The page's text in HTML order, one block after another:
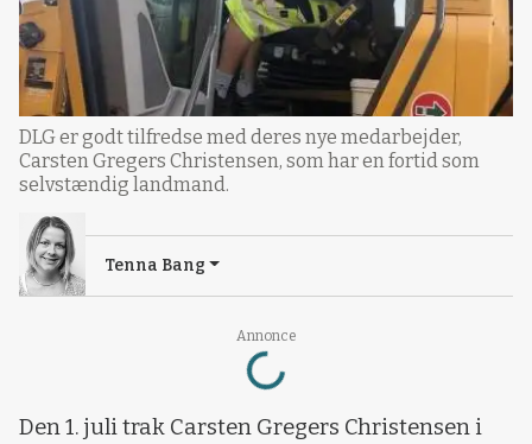
Annonce
Loading...
DLG er godt tilfredse med deres nye medarbejder,
Carsten Gregers Christensen, som har en fortid som
selvstændig landmand.
Tenna Bang
Den 1. juli trak Carsten Gregers Christensen i